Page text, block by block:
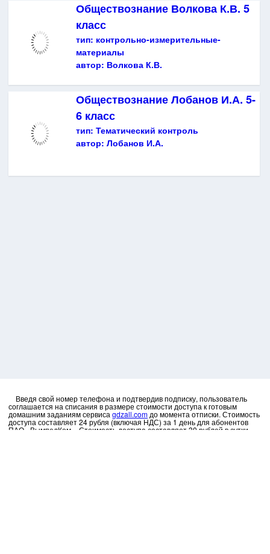
Обществознание Волкова К.В. 5
класс
тип: контрольно-измерительные-
материалы
автор: Волкова К.В.
Обществознание Лобанов И.А. 5-
6 класс
тип: Тематический контроль
автор: Лобанов И.А.
Введя свой номер телефона и подтвердив подписку, пользователь
соглашается на списания в размере стоимости доступа к готовым
домашним заданиям сервиса gdzall.com до момента отписки. Стоимость
доступа составляет 24 рубля (включая НДС) за 1 день для абонентов
ПАО «ВымпелКом». Стоимость доступа составляет 30 рублей в сутки